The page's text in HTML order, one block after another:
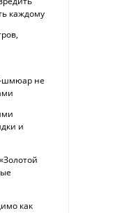
каждому
шмюар не
и
как